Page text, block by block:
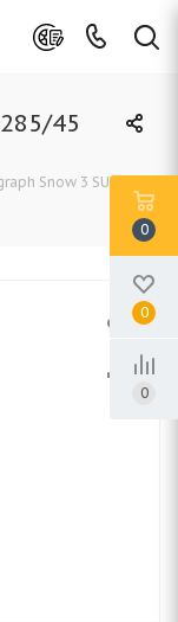
45
Snow 3 SUV
0
0
0